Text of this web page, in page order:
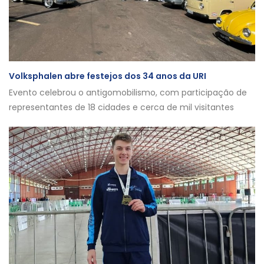
Volksphalen abre festejos dos 34 anos da URI
Evento celebrou o antigomobilismo, com participação de
representantes de 18 cidades e cerca de mil visitantes